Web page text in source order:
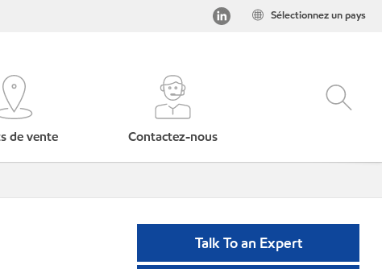
Sélectionnez un pays
de vente Contactez-nous
Talk To an Expert